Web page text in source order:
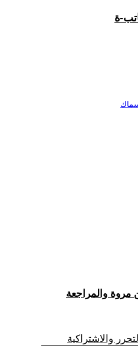
ة
مروة والمراجعة
والاشتراكية